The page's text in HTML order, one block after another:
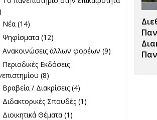
επιτροπών
filter
επικαιρότητα filter
Νέα filter
Νέα (14)
Ψηφίσματα filter
Ψηφίσματα (12)
Ανακοινώσεις άλλων φορέων
Ανακοινώσεις άλλων φορέων (9)
Ανακοινώσεις
Περιοδικές Εκδόσεις
filter
Περιοδικές Εκδόσεις
(8)
Εκδόσεις
Πανεπιστημίου filter
Βραβεία / Διακρίσεις filter
Βραβεία / Διακρίσεις (4)
Διακρίσεις
Διδακτορικές Σπουδές filter
Διδακτορικές Σπουδές (1)
Διοικητικά Θέματα filter
Διοικητικά Θέματα (1)